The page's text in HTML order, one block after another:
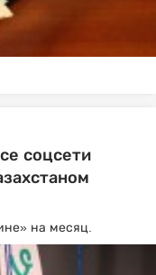
соцсети
на месяц.